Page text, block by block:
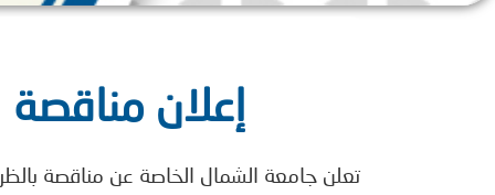
إعلان
تعلن جامعة الشمال الخاصة عن مناقصة